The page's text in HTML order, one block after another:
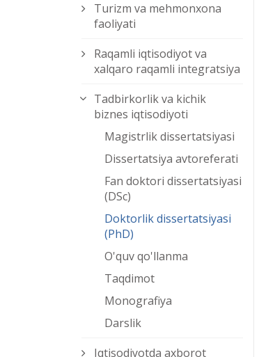
Turizm va mehmonxona
faoliyati
Raqamli iqtisodiyot va
xalqaro raqamli integratsiya
Tadbirkorlik va kichik
biznes iqtisodiyoti
Magistrlik dissertatsiyasi
Dissertatsiya avtoreferati
Fan doktori dissertatsiyasi
(DSc)
Doktorlik dissertatsiyasi
(PhD)
O'quv qo'llanma
Taqdimot
Monografiya
Darslik
Iqtisodiyotda axborot